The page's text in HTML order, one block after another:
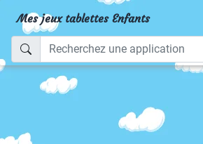
Mes jeux tablettes Enfants